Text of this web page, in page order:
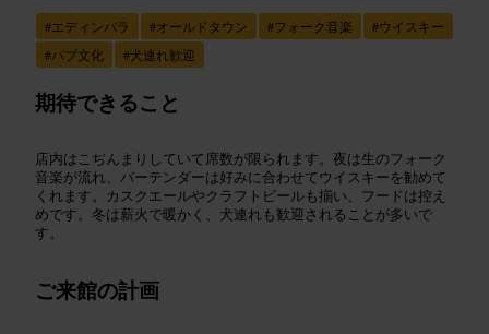
#エディンバラ #オールドタウン #フォーク音楽 #ウイスキー
#パブ文化 #犬連れ歓迎
期待できること
店内はこぢんまりしていて席数が限られます。夜は生のフォーク
音楽が流れ、バーテンダーは好みに合わせてウイスキーを勧めて
くれます。カスクエールやクラフトビールも揃い、フードは控え
めです。冬は薪火で暖かく、犬連れも歓迎されることが多いで
す。
ご来館の計画